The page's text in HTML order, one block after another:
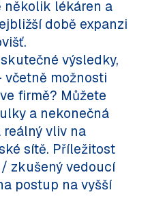
lékáren a
době expanzi
výsledky,
včetně možnosti
firmě? Můžete
a nekonečná
vliv na
sítě. Příležitost
zkušený vedoucí
postup na vyšší